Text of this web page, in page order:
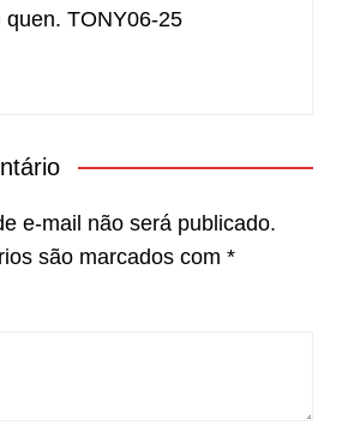
TONY06-25
e-mail não será publicado.
são marcados com *